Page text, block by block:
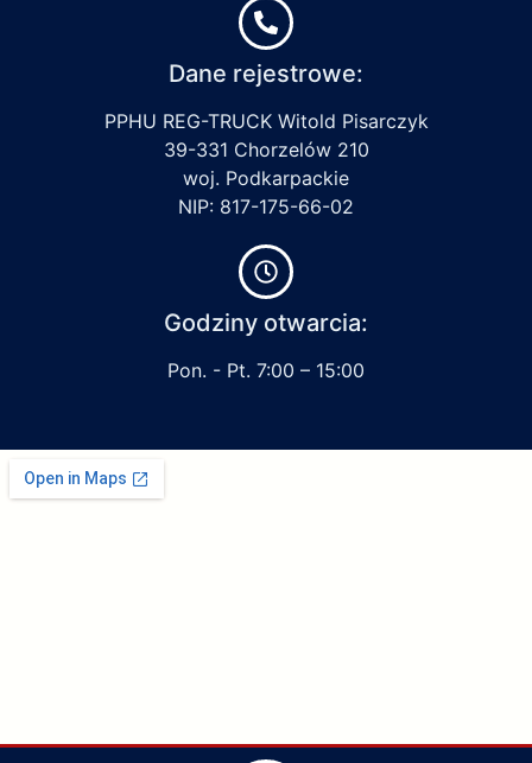
Dane rejestrowe:
PPHU REG-TRUCK Witold Pisarczyk
39-331 Chorzelów 210
woj. Podkarpackie
NIP: 817-175-66-02
Godziny otwarcia:
Pon. - Pt. 7:00 – 15:00